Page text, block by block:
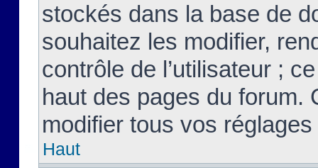
stockés dans la base de
souhaitez les modifier,
contrôle de l’utilisateur ;
haut des pages du forum.
modifier tous vos
Haut